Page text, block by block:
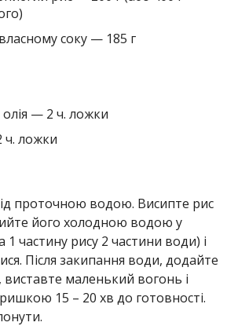
соку — 185 г
— 2 ч. ложки
ч. ложки
проточною водою. Висипте рис
його холодною водою у
1 частину рису 2 частини води) і
Після закипання води, додайте
виставте маленький вогонь і
15 – 20 хв до готовності.